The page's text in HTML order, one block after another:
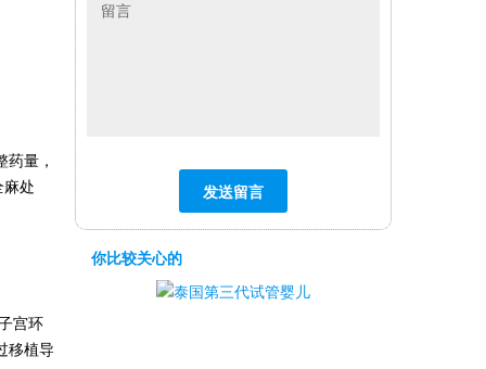
量，
麻处
宫环
移植导
你比较关心的